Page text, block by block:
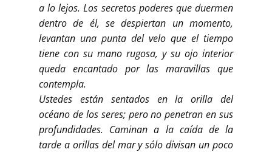
a lo lejos. Los secretos poderes que duermen
dentro de él, se despiertan un momento,
levantan una punta del velo que el tiempo
tiene con su mano rugosa, y su ojo interior
queda encantado por las maravillas que
contempla.
Ustedes están sentados en la orilla del
océano de los seres; pero no penetran en sus
profundidades. Caminan a la caída de la
tarde a orillas del mar y sólo divisan un poco